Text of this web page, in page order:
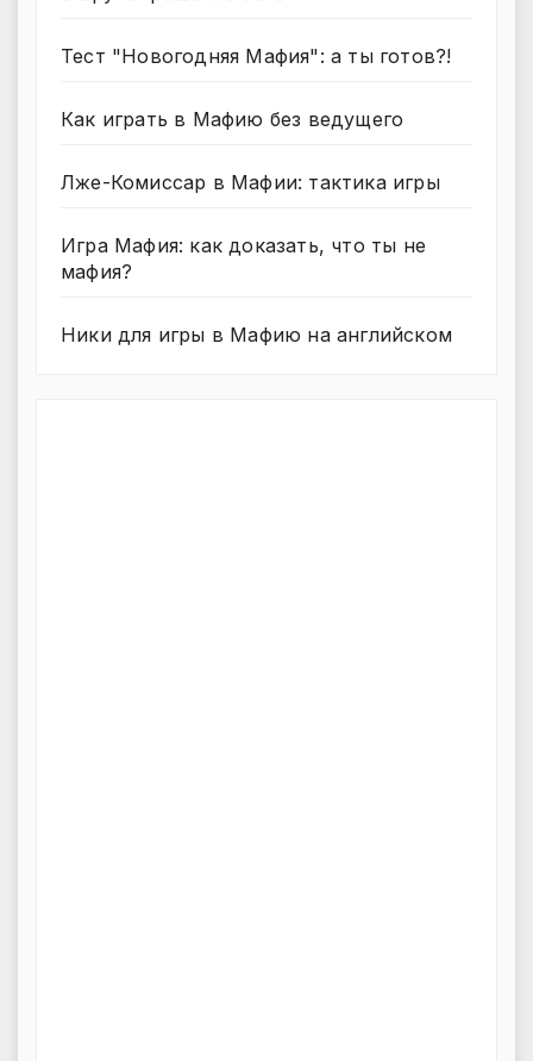
Тест "Новогодняя Мафия": а ты готов?!
Как играть в Мафию без ведущего
Лже-Комиссар в Мафии: тактика игры
Игра Мафия: как доказать, что ты не
мафия?
Ники для игры в Мафию на английском